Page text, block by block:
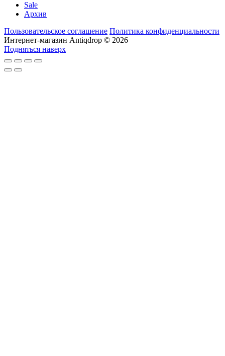
Sale
Архив
Пользовательское соглашение Политика конфиденциальности
Интернет-магазин Antiqdrop © 2026
Подняться наверх